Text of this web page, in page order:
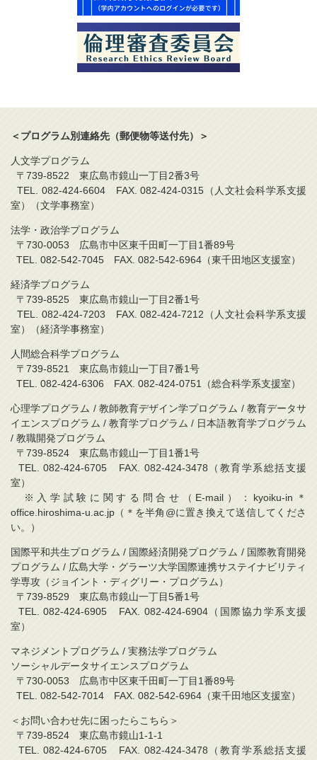
＜プログラム別連絡先（郵便物等送付先）＞
人文学プログラム
〒739-8522 東広島市鏡山一丁目2番3号
TEL. 082-424-6604 FAX. 082-424-0315（人文社会科学系支援
室）（文学事務室）
法学・政治学プログラム
〒730-0053 広島市中区東千田町一丁目1番89号
TEL. 082-542-7045 FAX. 082-542-6964（東千田地区支援室）
経済学プログラム
〒739-8525 東広島市鏡山一丁目2番1号
TEL. 082-424-7203 FAX. 082-424-7212（人文社会科学系支援
室）（経済学事務室）
人間総合科学プログラム
〒739-8521 東広島市鏡山一丁目7番1号
TEL. 082-424-6306 FAX. 082-424-0751（総合科学系支援室）
心理学プログラム / 教師教育デザイン学プログラム / 教育データサ
イエンスプログラム / 教育学プログラム / 日本語教育学プログラム
/ 教職開発プログラム
〒739-8524 東広島市鏡山一丁目1番1号
TEL. 082-424-6705 FAX. 082-424-3478（教育学系総括支援
室）
※入学試験に関する問合せ（E-mail）：kyoiku-in＊
office.hiroshima-u.ac.jp（＊を半角@に置き換えて送信してくださ
い。）
国際平和共生プログラム / 国際経済開発プログラム / 国際教育開発
プログラム / 広島大学・グラーツ大学国際連携サステイナビリティ
学専攻（ジョイント・ディグリー・プログラム）
〒739-8529 東広島市鏡山一丁目5番1号
TEL. 082-424-6905 FAX. 082-424-6904（国際協力学系支援
室）
マネジメントプログラム / 実務法学プログラム
ソーシャルデータサイエンスプログラム
〒730-0053 広島市中区東千田町一丁目1番89号
TEL. 082-542-7014 FAX. 082-542-6964（東千田地区支援室）
＜お問い合わせ先に困ったらこちら＞
〒739-8524 東広島市鏡山1-1-1
TEL. 082-424-6705 FAX. 082-424-3478（教育学系総括支援